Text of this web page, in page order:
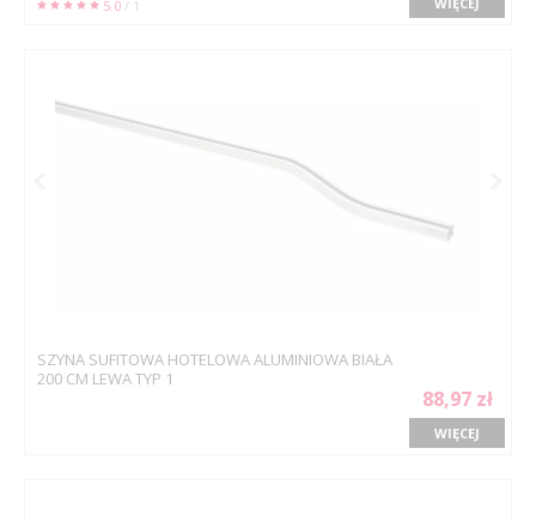
5.0 / 1
SZYNA SUFITOWA HOTELOWA ALUMINIOWA BIAŁA
200 CM LEWA TYP 1
88,97 zł
WIĘCEJ